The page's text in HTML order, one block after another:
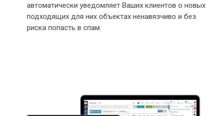
автоматически уведомляет Ваших клиентов о новых
подходящих для них объектах ненавязчиво и без
риска попасть в спам.